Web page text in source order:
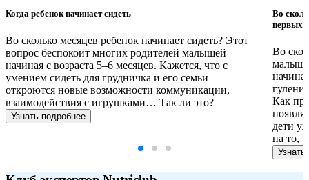
Когда ребенок начинает сидеть
Во сколько месяцев ребенок начинает сидеть? Этот
вопрос беспокоит многих родителей малышей
начиная с возраста 5–6 месяцев. Кажется, что с
умением сидеть для грудничка и его семьи
откроются новые возможности коммуникации,
взаимодействия с игрушками… Так ли это?
Узнать подробнее
Во
первых
Во
Как
дети
на то,
Узнать